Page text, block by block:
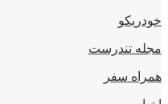
خودریکو
مجله‌ تندرست
همراه سفر